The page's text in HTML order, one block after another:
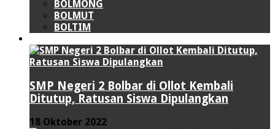
BOLMONG
BOLMUT
BOLTIM
SMP Negeri 2 Bolbar di Ollot Kembali
Ditutup, Ratusan Siswa Dipulangkan
18 Oktober 2022